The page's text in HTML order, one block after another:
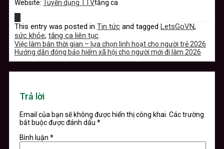
Website: Tuyển dụng TTVtăng ca
This entry was posted in Tin tức and tagged LetsGoVN,
sức khỏe, tăng ca liên tục.
Việc làm bán thời gian – lựa chọn linh hoạt cho người trẻ 2026
Hướng dẫn đóng bảo hiểm xã hội cho người mới đi làm 2026
Trả lời
Email của bạn sẽ không được hiển thị công khai. Các trường
bắt buộc được đánh dấu *
Bình luận *